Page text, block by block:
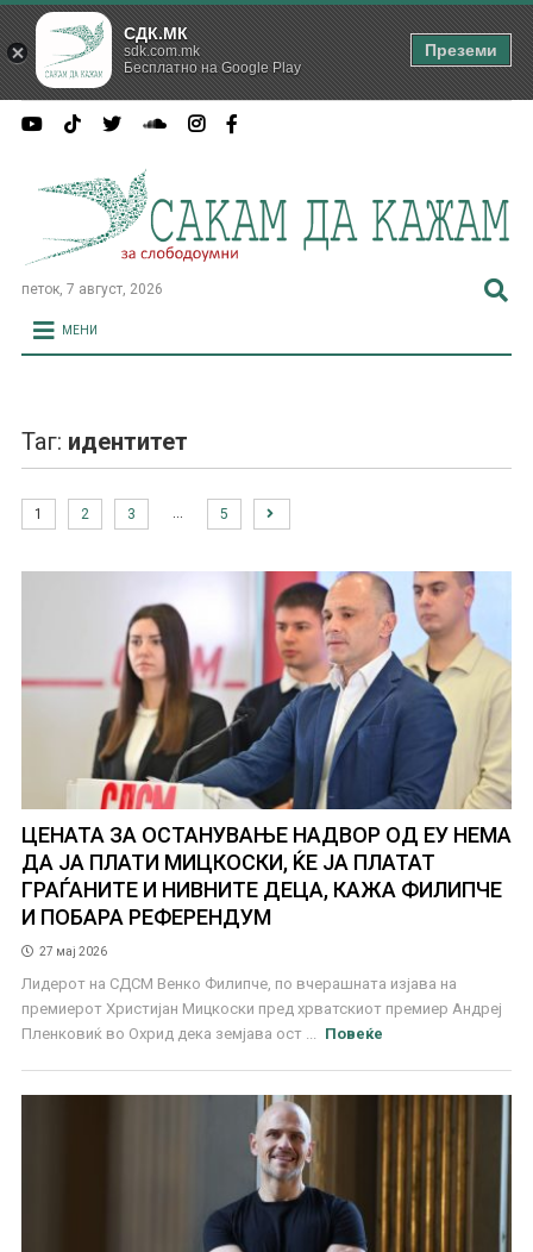
петок, 7 август, 2026
МЕНИ
Таг: идентитет
1 2 3 5
ЦЕНАТА ЗА ОСТАНУВАЊЕ НАДВОР ОД ЕУ НЕМА
ДА ЈА ПЛАТИ МИЦКОСКИ, ЌЕ ЈА ПЛАТАТ
ГРАЃАНИТЕ И НИВНИТЕ ДЕЦА, КАЖА ФИЛИПЧЕ
И ПОБАРА РЕФЕРЕНДУМ
27 мај 2026
Лидерот на СДСМ Венко Филипче, по вчерашната изјава на
премиерот Христијан Мицкоски пред хрватскиот премиер Андреј
Пленковиќ во Охрид дека земјава ост ...
Повеќе
СДК.МК
sdk.com.mk
Бесплатно на Google Play
Преземи